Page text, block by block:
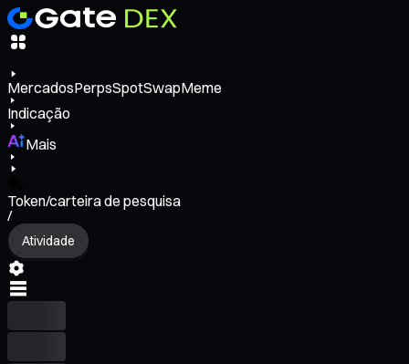
MercadosPerpsSpotSwapMeme
Indicação
Mais
Token/carteira de pesquisa
/
Atividade